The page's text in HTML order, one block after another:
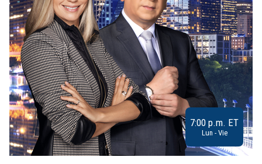
7:00 p.m. ET
Lun - Vie